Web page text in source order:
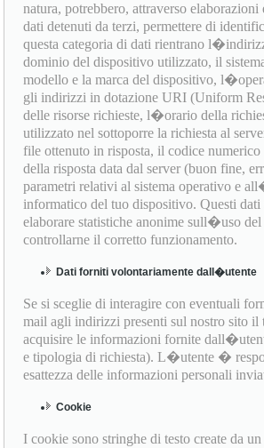
natura, potrebbero, attraverso elaborazioni
dati detenuti da terzi, permettere di
questa categoria di dati rientrano
dominio del dispositivo utilizzato, il
modello e la marca del dispositivo,
gli indirizzi in dotazione URI (Uniform
delle risorse richieste, l�orario della
utilizzato nel sottoporre la richiesta al
file ottenuto in risposta, il codice numerico
della risposta data dal server (buon fine,
parametri relativi al sistema operativo e
informatico del tuo dispositivo. Questi
elaborare statistiche anonime sull�uso
controllarne il corretto funzionamento.
Dati forniti volontariamente dall�utente
Se si sceglie di interagire con eventuali
mail agli indirizzi presenti sul nostro sito
acquisire le informazioni fornite
e tipologia di richiesta). L�utente �
esattezza delle informazioni personali
Cookie
I cookie sono stringhe di testo create da